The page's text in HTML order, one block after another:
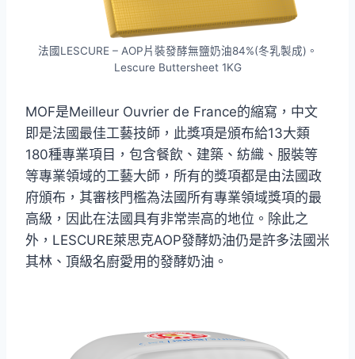
法國LESCURE – AOP片裝發酵無鹽奶油84%(冬乳製成)。
Lescure Buttersheet 1KG
MOF是Meilleur Ouvrier de France的縮寫，中文
即是法國最佳工藝技師，此獎項是頒布給13大類
180種專業項目，包含餐飲、建築、紡織、服裝等
等專業領域的工藝大師，所有的獎項都是由法國政
府頒布，其審核門檻為法國所有專業領域獎項的最
高級，因此在法國具有非常崇高的地位。除此之
外，LESCURE萊思克AOP發酵奶油仍是許多法國米
其林、頂級名廚愛用的發酵奶油。